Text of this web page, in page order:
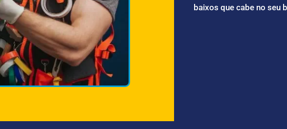
baixos que cabe no seu